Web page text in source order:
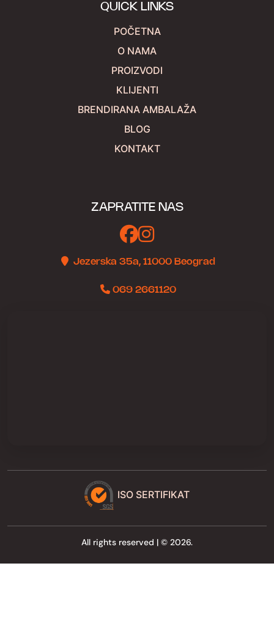
QUICK LINKS
POČETNA
O NAMA
PROIZVODI
KLIJENTI
BRENDIRANA AMBALAŽA
BLOG
KONTAKT
ZAPRATITE NAS
Jezerska 35a, 11000 Beograd
069 2661120
ISO SERTIFIKAT
All rights reserved | © 2026.